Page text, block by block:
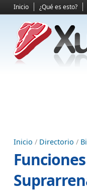
Inicio ¿Qué es esto?
Inicio / Directorio /